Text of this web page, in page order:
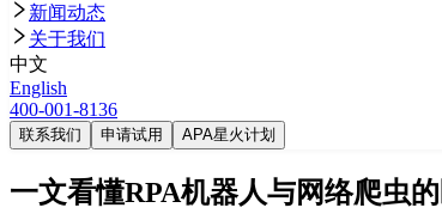
新闻动态
关于我们
中文
English
400-001-8136
联系我们 申请试用 APA星火计划
一文看懂RPA机器人与网络爬虫的